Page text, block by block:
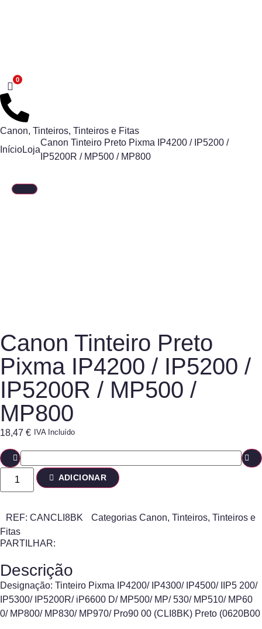
Canon, Tinteiros, Tinteiros e Fitas
InícioLoja
Canon Tinteiro Preto Pixma IP4200 / IP5200 /
IP5200R / MP500 / MP800
Canon Tinteiro Preto
Pixma IP4200 / IP5200 /
IP5200R / MP500 /
MP800
18,47 € IVA Incluído
ADICIONAR
REF: CANCLI8BK Categorias Canon, Tinteiros, Tinteiros e
Fitas
PARTILHAR:
Descrição
Designação: Tinteiro Pixma IP4200/ IP4300/ IP4500/ IIP5 200/
IP5300/ IP5200R/ iP6600 D/ MP500/ MP/ 530/ MP510/ MP60
0/ MP800/ MP830/ MP970/ Pro90 00 (CLI8BK) Preto (0620B00